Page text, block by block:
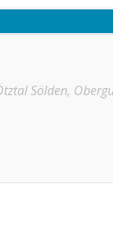
von Sölden
Sölden,